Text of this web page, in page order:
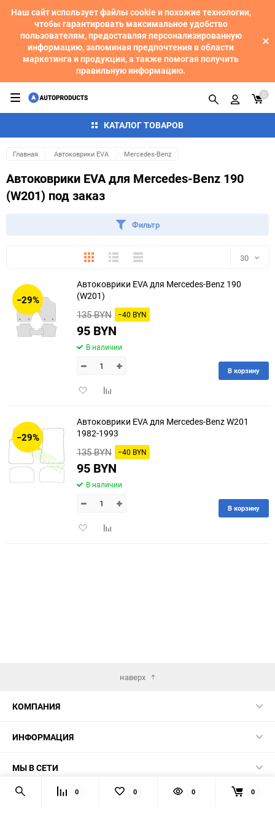
Наш сайт использует файлы cookie и похожие технологии,
чтобы гарантировать максимальное удобство
пользователям, предоставляя персонализированную
информацию, запоминая предпочтения в области
маркетинга и продукции, а также помогая получить
правильную информацию.
КАТАЛОГ ТОВАРОВ
0
Главная Автоковрики EVA Mercedes-Benz
Автоковрики EVA для Mercedes-Benz 190
(W201) под заказ
Фильтр
ПлиткаПодробноКомпактно 30
30
150
−29%
Автоковрики EVA для Mercedes-Benz 190
(W201)
135 BYN −40 BYN
95 BYN
В наличии
ДобавитьДобавить
В корзину
−29%
Автоковрики EVA для Mercedes-Benz W201
1982-1993
135 BYN −40 BYN
95 BYN
В наличии
ДобавитьДобавить
В корзину
наверх
КОМПАНИЯ
ИНФОРМАЦИЯ
МЫ В СЕТИ
КОНТАКТЫ
0 0 0 0